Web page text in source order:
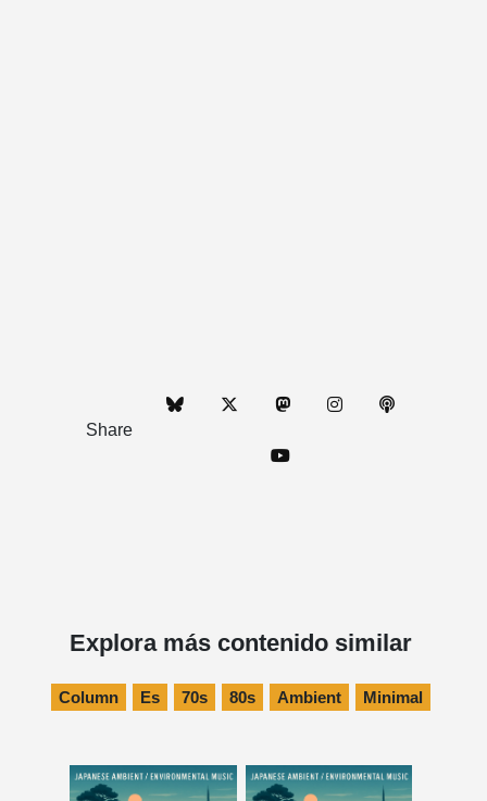
Share
Explora más contenido similar
Column Es 70s 80s Ambient Minimal